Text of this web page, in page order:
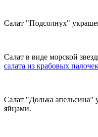
Салат "Подсолнух"
Салат в виде морской
салата из крабовых палочек
Салат "Долька
яйцами.